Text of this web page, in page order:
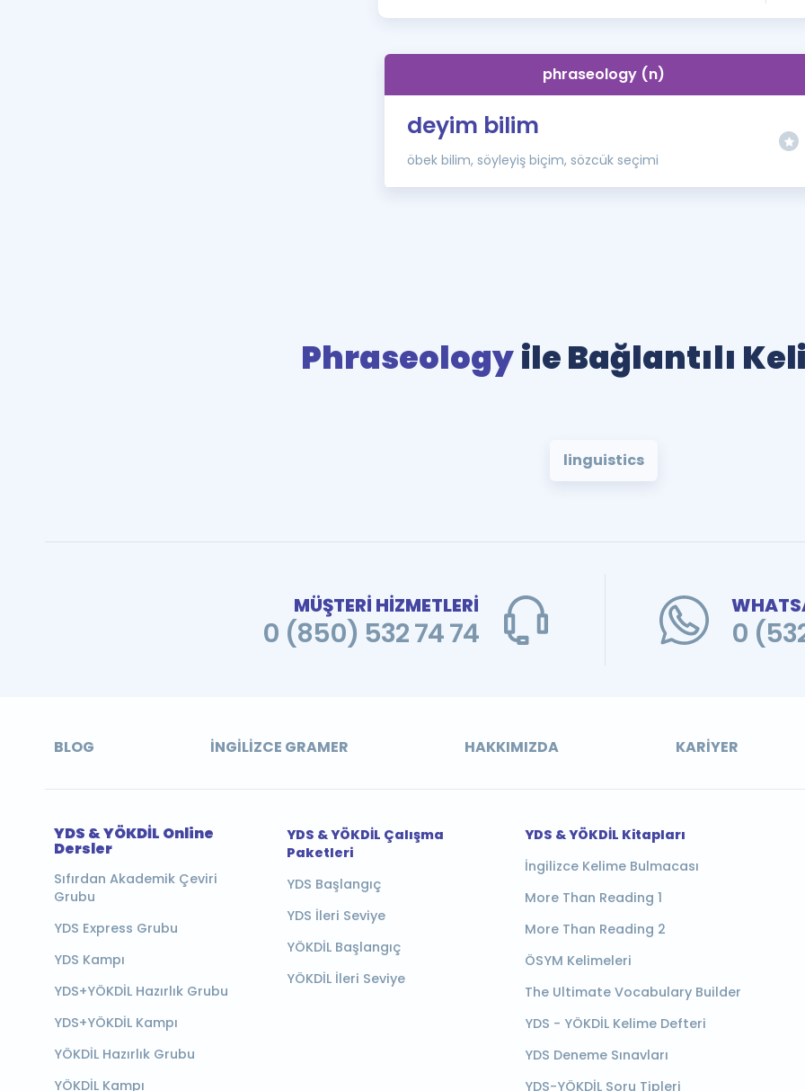
İngilizce
phraseology (n)
deyim bilim
öbek bilim, söyleyiş biçim, sözcük seçimi
Phraseologyile Bağlantılı
linguistics
MÜŞTERİ HİZMETLERİ
0 (850) 532 74 74 0
BLOG İNGILIZCE GRAMER HAKKIMIZDA KARIYER
YDS & YÖKDİL Online
Dersler
Sıfırdan Akademik Çeviri
Grubu
YDS Express Grubu
YDS Kampı
YDS+YÖKDİL Hazırlık Grubu
YDS+YÖKDİL Kampı
YÖKDİL Hazırlık Grubu
YÖKDİL Kampı
YDS & YÖKDİL Çalışma
Paketleri
YDS Başlangıç
YDS İleri Seviye
YÖKDİL Başlangıç
YÖKDİL İleri Seviye
YDS & YÖKDİL Kitapları
İngilizce Kelime Bulmacası
More Than Reading 1
More Than Reading 2
ÖSYM Kelimeleri
The Ultimate Vocabulary Builder
YDS - YÖKDİL Kelime Defteri
YDS Deneme Sınavları
YDS-YÖKDİL Soru Tipleri